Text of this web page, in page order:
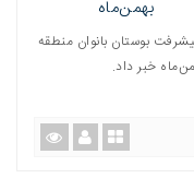
بهمن‌ماه
بوستان بانوان منطقه
خبر داد.